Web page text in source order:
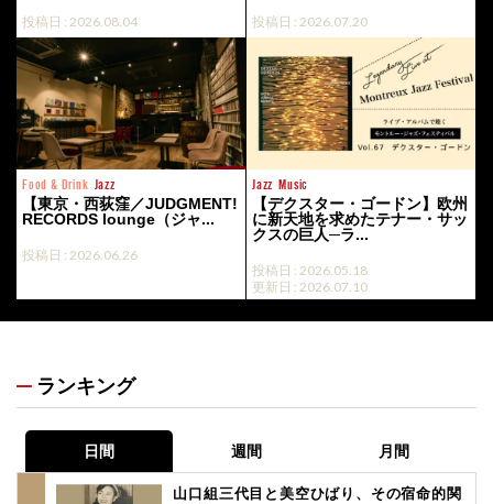
投稿日 : 2026.08.04 投稿日 : 2026.07.20
Food & Drink Jazz
【東京・西荻窪／JUDGMENT!
RECORDS lounge（ジャ...
投稿日 : 2026.06.26
Jazz Music
【デクスター・ゴードン】欧州
に新天地を求めたテナー・サッ
クスの巨人─ラ...
投稿日 : 2026.05.18
更新日 : 2026.07.10
ランキング
日間 週間 月間
山口組三代目と美空ひばり、その宿命的関